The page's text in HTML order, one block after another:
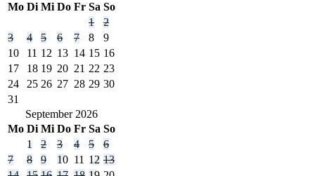
Mo Di Mi Do Fr Sa So
1
2
3
4 5 6 7 8
9
10
11 12 13 14 15 16
17
18 19 20 21 22 23
24
25 26 27 28 29 30
31
September 2026
Mo Di Mi Do Fr Sa So
1
2 3 4 5
6
7
8 9 10 11 12 13